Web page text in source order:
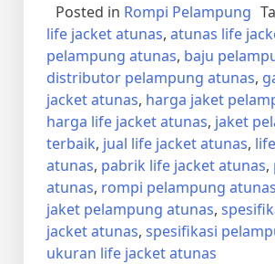
Posted in Rompi Pelampung
life jacket atunas, atunas life
pelampung atunas, baju
distributor pelampung atunas,
jacket atunas, harga jaket
harga life jacket atunas, jaket
terbaik, jual life jacket atunas,
atunas, pabrik life jacket atunas,
atunas, rompi pelampung atunas
jaket pelampung atunas,
jacket atunas, spesifikasi
ukuran life jacket atunas